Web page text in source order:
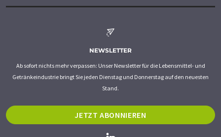
NEWSLETTER
Ab sofort nichts mehr verpassen: Unser Newsletter für die Lebensmittel- und
Getränkeindustrie bringt Sie jeden Dienstag und Donnerstag auf den neuesten
Stand.
JETZT ABONNIEREN